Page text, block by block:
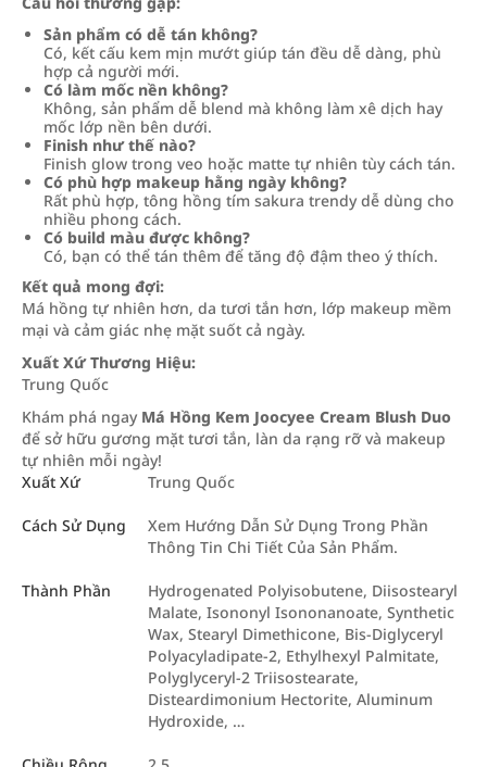
Sản phẩm có dễ tán không?
Có, kết cấu kem mịn mướt giúp tán đều dễ dàng, phù
hợp cả người mới.
Có làm mốc nền không?
Không, sản phẩm dễ blend mà không làm xê dịch hay
mốc lớp nền bên dưới.
Finish như thế nào?
Finish glow trong veo hoặc matte tự nhiên tùy cách tán.
Có phù hợp makeup hằng ngày không?
Rất phù hợp, tông hồng tím sakura trendy dễ dùng cho
nhiều phong cách.
Có build màu được không?
Có, bạn có thể tán thêm để tăng độ đậm theo ý thích.
Kết quả mong đợi:
Má hồng tự nhiên hơn, da tươi tắn hơn, lớp makeup mềm
mại và cảm giác nhẹ mặt suốt cả ngày.
Xuất Xứ Thương Hiệu:
Trung Quốc
Khám phá ngay Má Hồng Kem Joocyee Cream Blush Duo
để sở hữu gương mặt tươi tắn, làn da rạng rỡ và makeup
tự nhiên mỗi ngày!
Xuất Xứ
Trung Quốc
Cách Sử Dụng
Xem Hướng Dẫn Sử Dụng Trong Phần
Thông Tin Chi Tiết Của Sản Phẩm.
Thành Phần
Hydrogenated Polyisobutene, Diisostearyl
Malate, Isononyl Isononanoate, Synthetic
Wax, Stearyl Dimethicone, Bis-Diglyceryl
Polyacyladipate-2, Ethylhexyl Palmitate,
Polyglyceryl-2 Triisostearate,
Disteardimonium Hectorite, Aluminum
Hydroxide, …